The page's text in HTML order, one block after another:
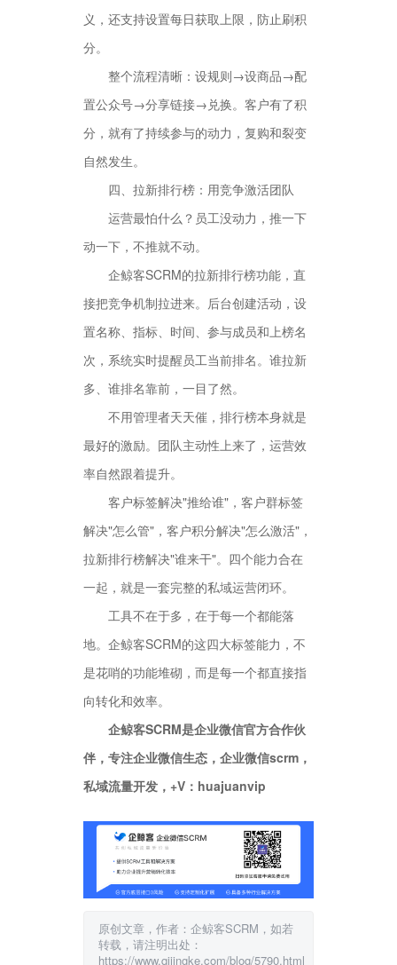
义，还支持设置每日获取上限，防止刷积
分。
整个流程清晰：设规则→设商品→配
置公众号→分享链接→兑换。客户有了积
分，就有了持续参与的动力，复购和裂变
自然发生。
四、拉新排行榜：用竞争激活团队
运营最怕什么？员工没动力，推一下
动一下，不推就不动。
企鲸客SCRM的拉新排行榜功能，直
接把竞争机制拉进来。后台创建活动，设
置名称、指标、时间、参与成员和上榜名
次，系统实时提醒员工当前排名。谁拉新
多、谁排名靠前，一目了然。
不用管理者天天催，排行榜本身就是
最好的激励。团队主动性上来了，运营效
率自然跟着提升。
客户标签解决"推给谁"，客户群标签
解决"怎么管"，客户积分解决"怎么激活"，
拉新排行榜解决"谁来干"。四个能力合在
一起，就是一套完整的私域运营闭环。
工具不在于多，在于每一个都能落
地。企鲸客SCRM的这四大标签能力，不
是花哨的功能堆砌，而是每一个都直接指
向转化和效率。
企鲸客SCRM是企业微信官方合作伙
伴，专注企业微信生态，企业微信scrm，
私域流量开发，+V：huajuanvip
原创文章，作者：企鲸客SCRM，如若
转载，请注明出处：
https://www.qijingke.com/blog/5790.html